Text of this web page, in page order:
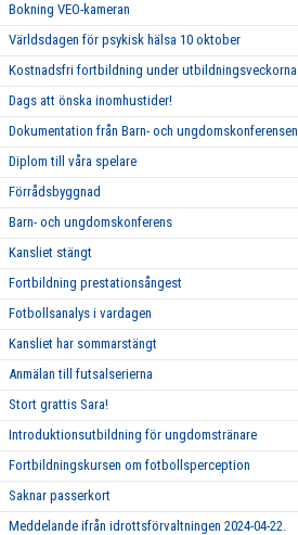
Bokning VEO-kameran
Världsdagen för psykisk hälsa 10 oktober
Kostnadsfri fortbildning under utbildningsveckorna
Dags att önska inomhustider!
Dokumentation från Barn- och ungdomskonferensen
Diplom till våra spelare
Förrådsbyggnad
Barn- och ungdomskonferens
Kansliet stängt
Fortbildning prestationsångest
Fotbollsanalys i vardagen
Kansliet har sommarstängt
Anmälan till futsalserierna
Stort grattis Sara!
Introduktionsutbildning för ungdomstränare
Fortbildningskursen om fotbollsperception
Saknar passerkort
Meddelande ifrån idrottsförvaltningen 2024-04-22.